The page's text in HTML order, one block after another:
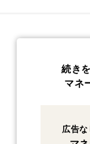
続き
マネ
広告